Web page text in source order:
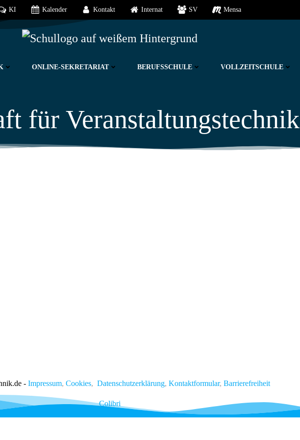
KI Kalender Kontakt Internat SV Mensa
ONLINE-SEKRETARIAT BERUFSSCHULE VOLLZEITSCHULE
für Veranstaltungstechnik
- Impressum, Cookies, Datenschutzerklärung, Kontaktformular, Barrierefreiheit
Colibri